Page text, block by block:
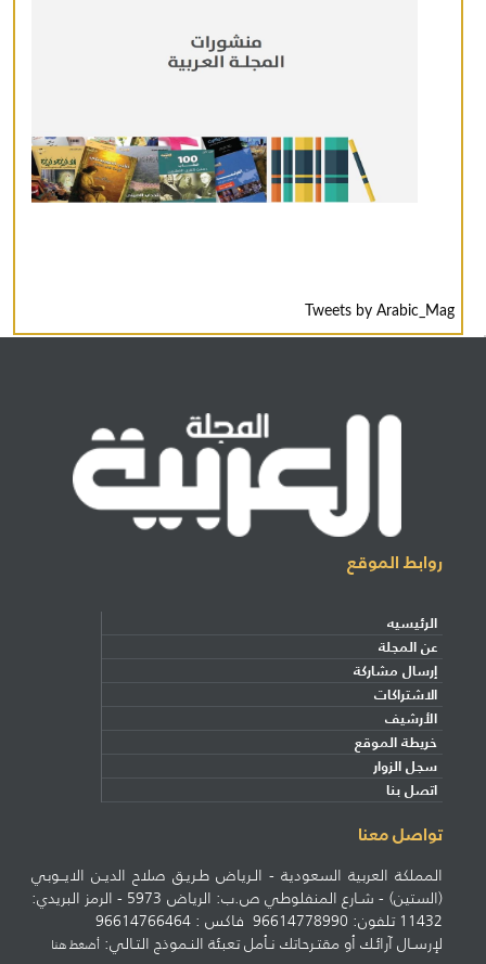
Tweets by Arabic_Mag
روابط الموقع
الرئيسيه
عن المجلة
إرسال مشاركة
الاشتراكات
الأرشيف
خريطة الموقع
سجل الزوار
اتصل بنا
تواصل معنا
المملكة العربية السعودية - الـرياض طـريـق صلاح الديـن الايــوبي
(الستين) - شـارع المنفلوطي ص.ب: الرياض 5973 - الرمز البريدي:
11432 تلفون: 96614778990 فاكس : 96614766464
لإرسـال آرائـك أو مقتـرحاتك نـأمل تعبئة النـموذج التـالي:أضغط هنا